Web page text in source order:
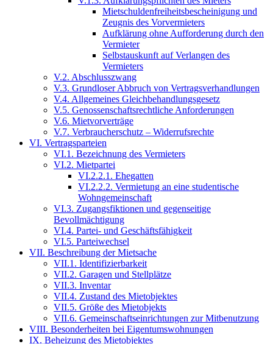
Mietschuldenfreiheitsbescheinigung und
Zeugnis des Vorvermieters
Aufklärung ohne Aufforderung durch den
Vermieter
Selbstauskunft auf Verlangen des
Vermieters
V.2. Abschlusszwang
V.3. Grundloser Abbruch von Vertragsverhandlungen
V.4. Allgemeines Gleichbehandlungsgesetz
V.5. Genossenschaftsrechtliche Anforderungen
V.6. Mietvorverträge
V.7. Verbraucherschutz – Widerrufsrechte
VI. Vertragsparteien
VI.1. Bezeichnung des Vermieters
VI.2. Mietpartei
VI.2.2.1. Ehegatten
VI.2.2.2. Vermietung an eine studentische
Wohngemeinschaft
VI.3. Zugangsfiktionen und gegenseitige
Bevollmächtigung
VI.4. Partei- und Geschäftsfähigkeit
VI.5. Parteiwechsel
VII. Beschreibung der Mietsache
VII.1. Identifizierbarkeit
VII.2. Garagen und Stellplätze
VII.3. Inventar
VII.4. Zustand des Mietobjektes
VII.5. Größe des Mietobjekts
VII.6. Gemeinschaftseinrichtungen zur Mitbenutzung
VIII. Besonderheiten bei Eigentumswohnungen
IX. Beheizung des Mietobjektes